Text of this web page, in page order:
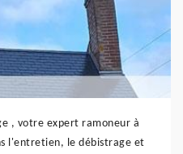
, votre expert ramoneur à
l'entretien, le débistrage et